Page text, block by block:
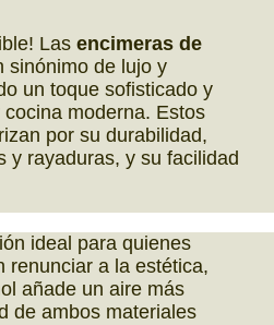
Las encimeras de
sinónimo de lujo y
un toque sofisticado y
moderna. Estos
por su durabilidad,
y rayaduras, y su facilidad
ideal para quienes
renunciar a la estética,
añade un aire más
de ambos materiales